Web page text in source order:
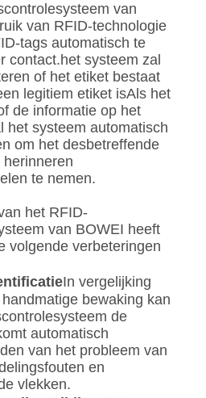
van
van RFID-technologie
tags automatisch te
contact.het systeem zal
of het etiket bestaat
legitiem etiket isAls het
de informatie op het
het systeem automatisch
om het desbetreffende
te nemen.
het RFID-
van BOWEI heeft
volgende verbeteringen
In vergelijking
bewaking kan
de
automatisch
van het probleem van
en
vlekken.